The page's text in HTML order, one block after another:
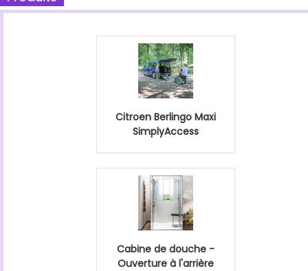
Citroen Berlingo Maxi
SimplyAccess
Cabine de douche -
Ouverture à l'arrière